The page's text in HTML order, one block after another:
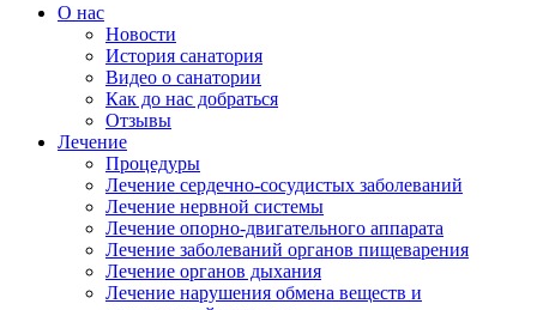
О нас
Новости
История санатория
Видео о санатории
Как до нас добраться
Отзывы
Лечение
Процедуры
Лечение сердечно-сосудистых заболеваний
Лечение нервной системы
Лечение опорно-двигательного аппарата
Лечение заболеваний органов пищеварения
Лечение органов дыхания
Лечение нарушения обмена веществ и